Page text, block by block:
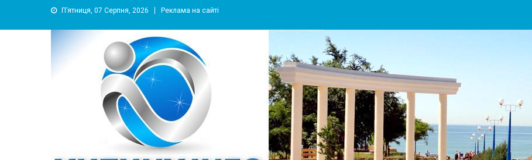
П’ятниця, 07 Серпня, 2026 Реклама на сайті
YUZHNY.INFO
информационный портал города Южный